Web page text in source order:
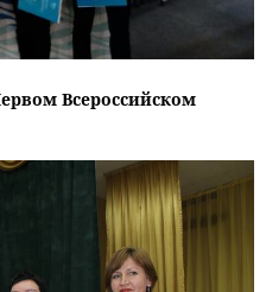
Всероссийском